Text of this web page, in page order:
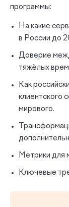
программы:
На какие
в России до
Доверие
тяжёлых
Как
клиентского
мирового.
Метрики для
Ключевые